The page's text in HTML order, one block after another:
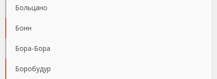
Больцано
Бонн
Бора-Бора
Боробудур